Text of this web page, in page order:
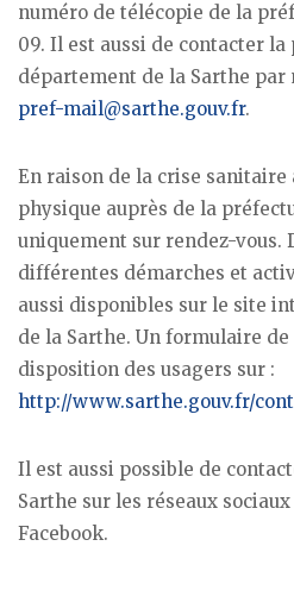
numéro de télécopie de la
09. Il est aussi de contacter
département de la Sarthe par
pref-mail@sarthe.gouv.fr.
En raison de la crise sanitaire
physique auprès de la
uniquement sur rendez-vous.
différentes démarches et
aussi disponibles sur le site
de la Sarthe. Un formulaire
disposition des usagers sur :
http://www.sarthe.gouv.fr/
Il est aussi possible de
Sarthe sur les réseaux
Facebook.